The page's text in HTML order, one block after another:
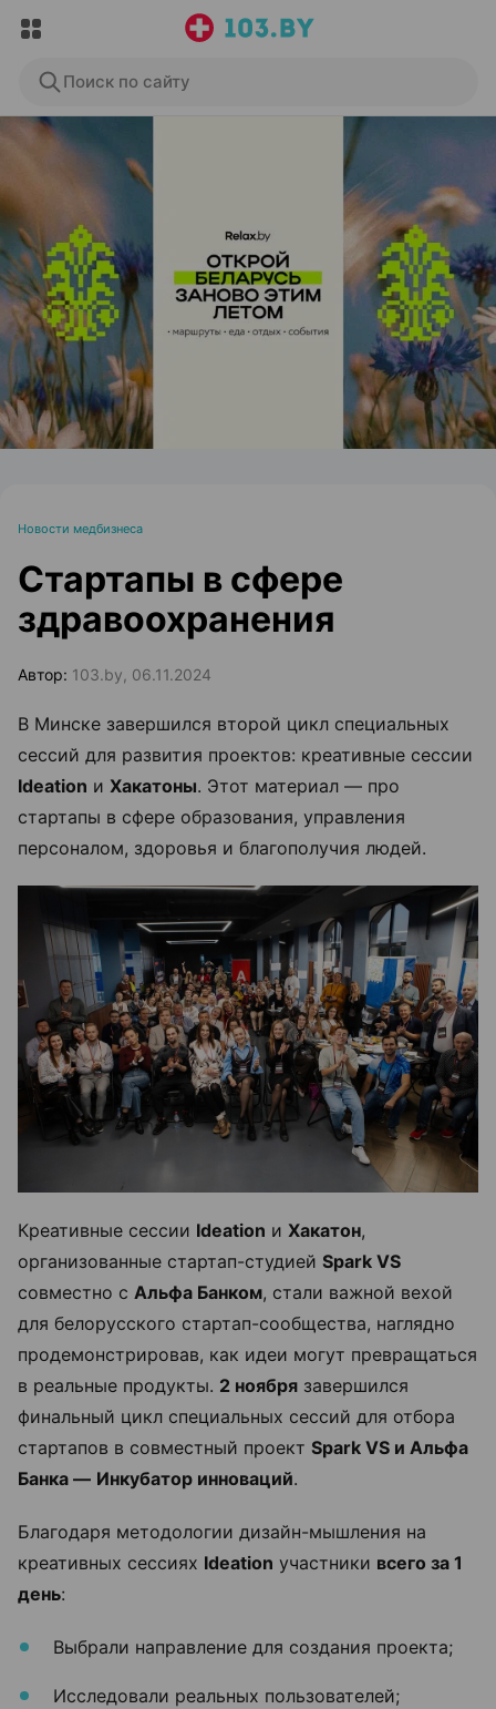
Поиск по сайту
ЭФФЕКТИВНАЯ РЕКЛАМА НА САЙТЕ
Новости медбизнеса
Стартапы в сфере
здравоохранения
Автор: 103.by, 06.11.2024
В Минске завершился второй цикл специальных
сессий для развития проектов: креативные сессии
Ideation и Хакатоны. Этот материал — про
стартапы в сфере образования, управления
персоналом, здоровья и благополучия людей.
Креативные сессии Ideation и Хакатон,
организованные стартап-студией Spark VS
совместно с Альфа Банком, стали важной вехой
для белорусского стартап-сообщества, наглядно
продемонстрировав, как идеи могут превращаться
в реальные продукты. 2 ноября завершился
финальный цикл специальных сессий для отбора
стартапов в совместный проект Spark VS и Альфа
Банка — Инкубатор инноваций.
Благодаря методологии дизайн-мышления на
креативных сессиях Ideation участники всего за 1
день:
Выбрали направление для создания проекта;
Исследовали реальных пользователей;